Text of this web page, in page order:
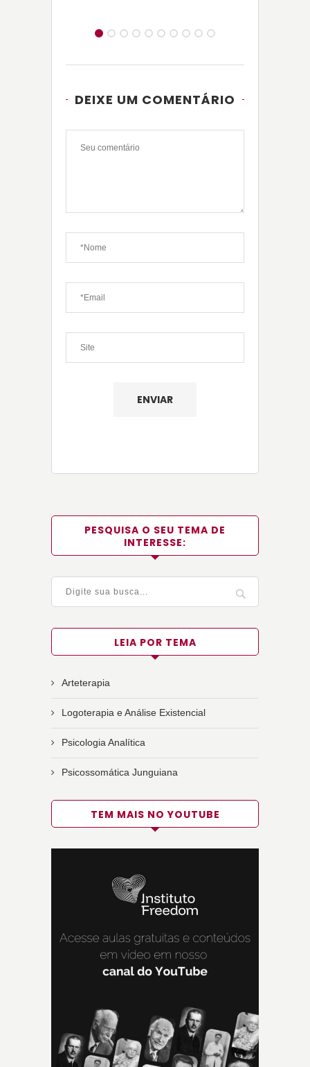
DEIXE UM COMENTÁRIO
PESQUISA O SEU TEMA DE
INTERESSE:
LEIA POR TEMA
Arteterapia
Logoterapia e Análise Existencial
Psicologia Analítica
Psicossomática Junguiana
TEM MAIS NO YOUTUBE